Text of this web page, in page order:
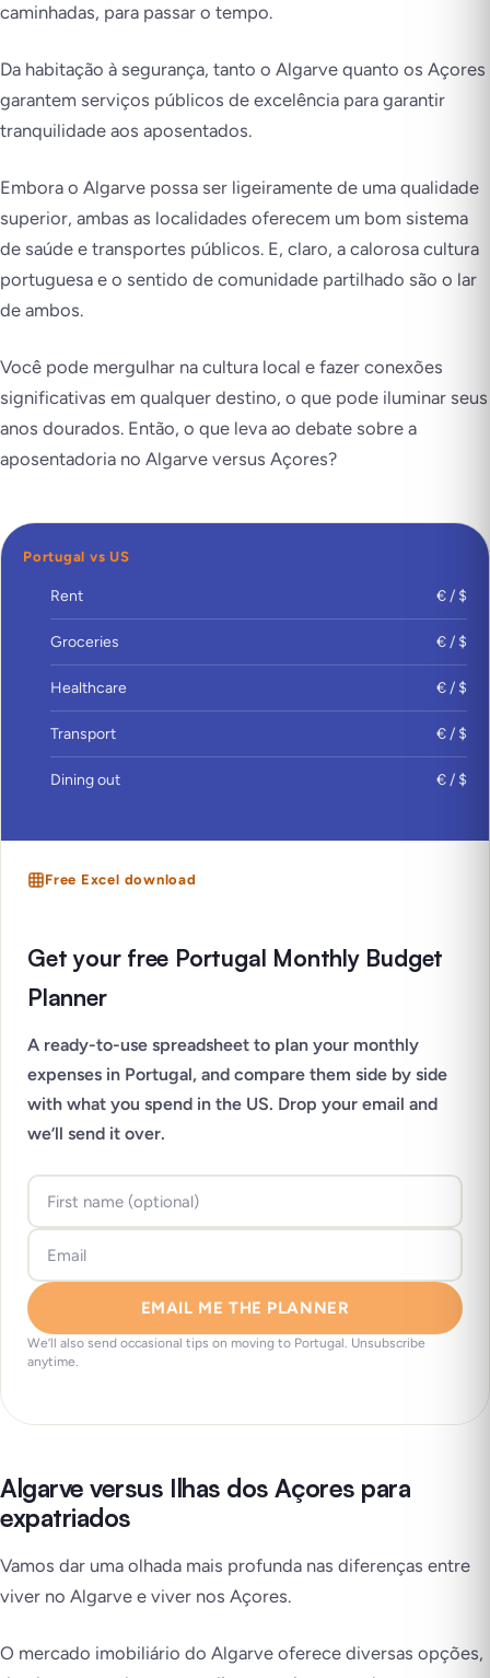
caminhadas, para passar o tempo.
Da habitação à segurança, tanto o Algarve quanto os Açores
garantem serviços públicos de excelência para garantir
tranquilidade aos aposentados.
Embora o Algarve possa ser ligeiramente de uma qualidade
superior, ambas as localidades oferecem um bom sistema
de saúde e transportes públicos. E, claro, a calorosa cultura
portuguesa e o sentido de comunidade partilhado são o lar
de ambos.
Você pode mergulhar na cultura local e fazer conexões
significativas em qualquer destino, o que pode iluminar seus
anos dourados. Então, o que leva ao debate sobre a
aposentadoria no Algarve versus Açores?
Portugal vs US
Rent € / $
Groceries € / $
Healthcare € / $
Transport € / $
Dining out € / $
Free Excel download
Get your free Portugal Monthly Budget
Planner
A ready-to-use spreadsheet to plan your monthly
expenses in Portugal, and compare them side by side
with what you spend in the US. Drop your email and
we’ll send it over.
EMAIL ME THE PLANNER
We’ll also send occasional tips on moving to Portugal. Unsubscribe
anytime.
Algarve versus Ilhas dos Açores para
expatriados
Vamos dar uma olhada mais profunda nas diferenças entre
viver no Algarve e viver nos Açores.
O mercado imobiliário do Algarve oferece diversas opções,